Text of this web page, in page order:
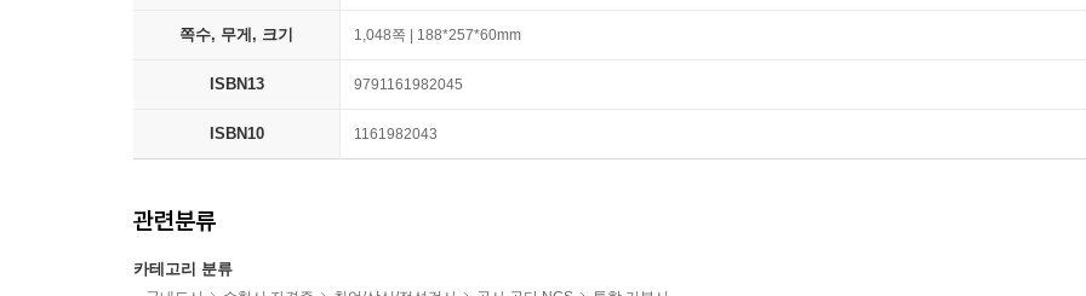
쪽수, 무게, 크기 1,048쪽 | 188*257*60mm
ISBN13 9791161982045
ISBN10 1161982043
관련분류
카테고리 분류